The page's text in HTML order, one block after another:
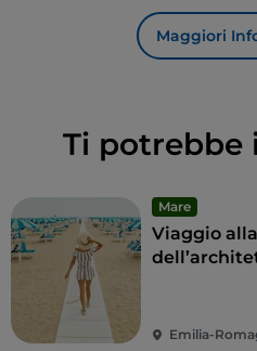
Maggiori
Ti potrebbe
Mare
Viaggio
Emilia-